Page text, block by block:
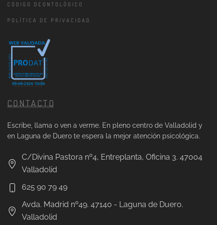
CÓDIGO DEONTOLÓGICO
POLÍTICA DE PRIVACIDAD
CONTACTO
Escribe, llama o ven a verme. En pleno centro de Valladolid y
en Laguna de Duero te espera la mejor atención psicológica.
C/Divina Pastora nº4, Entreplanta, Oficina 3. 47004
Valladolid
625 90 79 49
Avda. Madrid nº49. 47140 - Laguna de Duero.
Valladolid